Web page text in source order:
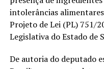
intolerâncias
Projeto de Lei (PL) 751/
Legislativa do Estado de
De autoria do deputado